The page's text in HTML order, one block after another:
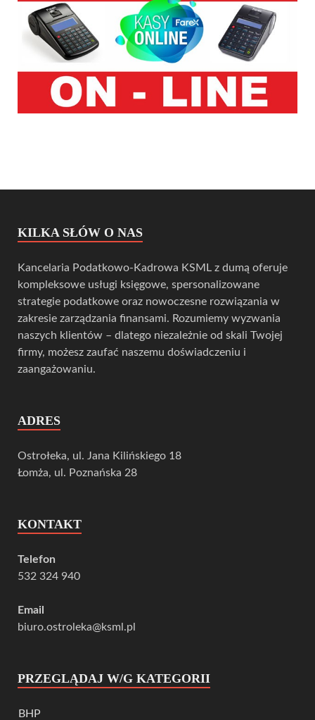
KILKA SŁÓW O NAS
Kancelaria Podatkowo-Kadrowa KSML z dumą oferuje
kompleksowe usługi księgowe, spersonalizowane
strategie podatkowe oraz nowoczesne rozwiązania w
zakresie zarządzania finansami. Rozumiemy wyzwania
naszych klientów – dlatego niezależnie od skali Twojej
firmy, możesz zaufać naszemu doświadczeniu i
zaangażowaniu.
ADRES
Ostrołeka, ul. Jana Kilińskiego 18
Łomża, ul. Poznańska 28
KONTAKT
Telefon
532 324 940
Email
biuro.ostroleka@ksml.pl
PRZEGLĄDAJ W/G KATEGORII
BHP